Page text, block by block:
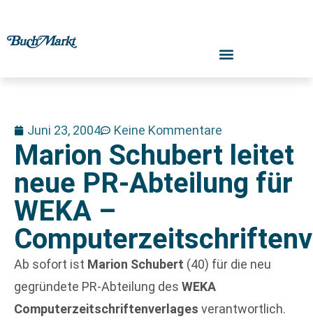
Juni 23, 2004 Keine Kommentare
Marion Schubert leitet
neue PR-Abteilung für
WEKA –
Ab sofort ist Marion Schubert (40) für die neu
gegründete PR-Abteilung des WEKA
Computerzeitschriftenverlages verantwortlich.